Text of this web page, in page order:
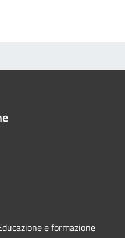
e formazione